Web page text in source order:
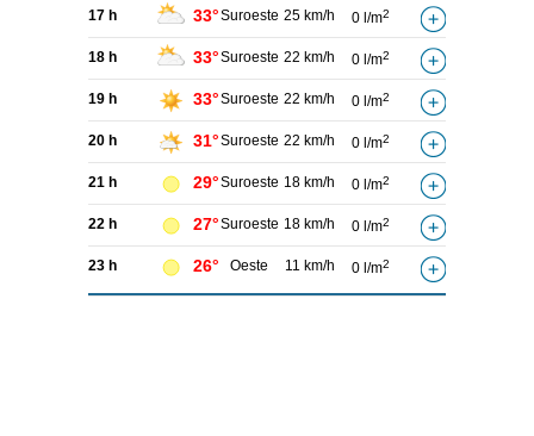
17 h 33°Suroeste 25 km/h 0 l/m2
18 h 33°Suroeste 22 km/h 0 l/m2
19 h 33°Suroeste 22 km/h 0 l/m2
20 h 31°Suroeste 22 km/h 0 l/m2
21 h 29°Suroeste 18 km/h 0 l/m2
22 h 27°Suroeste 18 km/h 0 l/m2
23 h 26° Oeste 11 km/h 0 l/m2